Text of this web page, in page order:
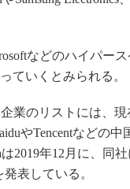
などのハイパー
ていくとみられる。
業のリストには、現
やTencentなどの
2019年12月に、同
発表している。